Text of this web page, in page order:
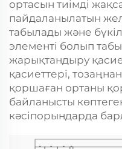
ортасын тиімді
пайдаланылатын
табылады және
элементі болып
жарықтандыру
қасиеттері,
қоршаған ортаны
байланысты
кәсіпорындарда